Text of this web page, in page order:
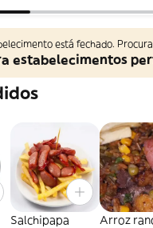
está fechado.
estabelecimentos
Salchipapa
Arroz